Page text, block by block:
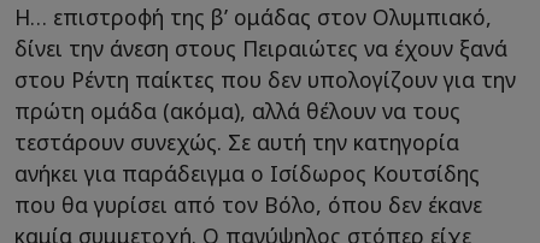
Η… επιστροφή της β’ ομάδας στον Ολυμπιακό,
δίνει την άνεση στους Πειραιώτες να έχουν ξανά
στου Ρέντη παίκτες που δεν υπολογίζουν για την
πρώτη ομάδα (ακόμα), αλλά θέλουν να τους
τεστάρουν συνεχώς. Σε αυτή την κατηγορία
ανήκει για παράδειγμα ο Ισίδωρος Κουτσίδης
που θα γυρίσει από τον Βόλο, όπου δεν έκανε
καμία συμμετοχή. Ο πανύψηλος στόπερ είχε